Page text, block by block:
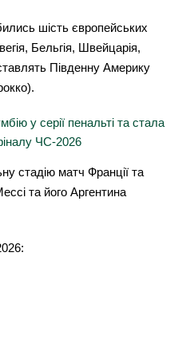
шість європейських
Бельгія, Швейцарія,
Південну Америку
у серії пенальті та стала
ЧС-2026
стадію матч Франції та
та його Аргентина